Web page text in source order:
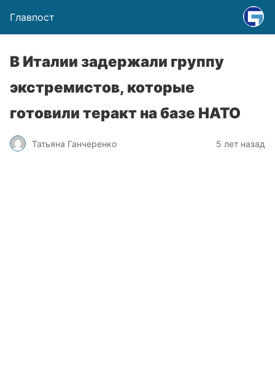
Главпост
В Италии задержали группу
экстремистов, которые
готовили теракт на базе НАТО
Татьяна Ганчеренко 5 лет назад